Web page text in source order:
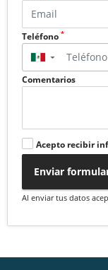
Teléfono *
▼
Comentarios
Acepto recibir
Enviar
Al enviar tus datos